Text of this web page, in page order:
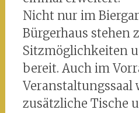
Nicht nur im
Bürgerhaus stehen
Sitzmöglichkeiten
bereit. Auch im
Veranstaltungssaal
zusätzliche Tische